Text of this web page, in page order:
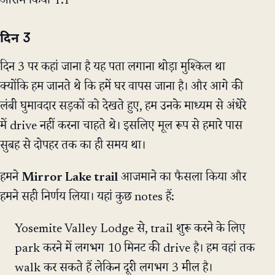
दिन 3
दिन 3 पर कहां जाना है यह पता लगाना थोड़ा मुश्किल था
क्योंकि हम जानते थे कि हमें घर वापस जाना है। और आगे की
लंबी घुमावदार सड़कों को देखते हुए, हम उनके माध्यम से अंधेरे
में drive नहीं करना चाहते थे। इसलिए मूल रूप से हमारे पास
सुबह से दोपहर तक का ही समय था।
हमने Mirror Lake trail आजमाने का फैसला किया और
हमने सही निर्णय लिया। यहां कुछ notes हैं:
Yosemite Valley Lodge से, trail शुरू करने के लिए
park करने में लगभग 10 मिनट की drive है। हम वहां तक
walk कर सकते हैं लेकिन दूरी लगभग 3 मील है।